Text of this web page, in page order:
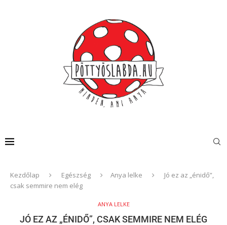
Kezdőlap Egészség Anya lelke
Jó ez az „énidő”,
csak semmire nem elég
ANYA LELKE
JÓ EZ AZ „ÉNIDŐ”, CSAK SEMMIRE NEM ELÉG